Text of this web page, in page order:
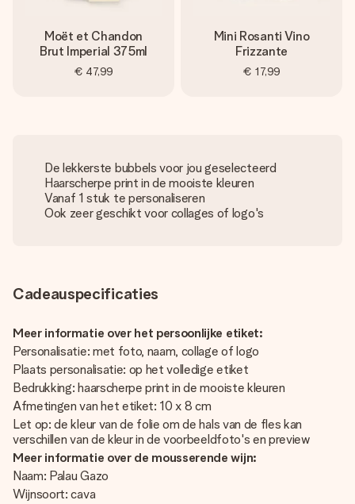
Moët et Chandon
Brut Imperial 375ml
€ 47,99
Mini Rosanti Vino
Frizzante
€ 17,99
De lekkerste bubbels voor jou geselecteerd
Haarscherpe print in de mooiste kleuren
Vanaf 1 stuk te personaliseren
Ook zeer geschikt voor collages of logo's
Cadeauspecificaties
Meer informatie over het persoonlijke etiket:
Personalisatie: met foto, naam, collage of logo
Plaats personalisatie: op het volledige etiket
Bedrukking: haarscherpe print in de mooiste kleuren
Afmetingen van het etiket: 10 x 8 cm
Let op: de kleur van de folie om de hals van de fles kan
verschillen van de kleur in de voorbeeldfoto's en preview
Meer informatie over de mousserende wijn:
Naam: Palau Gazo
Wijnsoort: cava